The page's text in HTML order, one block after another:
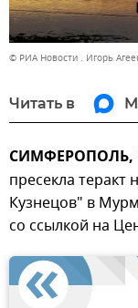
© РИА Новости . Игорь
Читать в
СИМФЕРОПОЛЬ,
пресекла
Кузнецов" в
со ссылкой на